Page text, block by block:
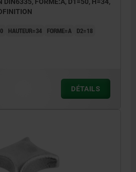
HAUTEUR=34 FORME=A
D2=18
DÉTAILS